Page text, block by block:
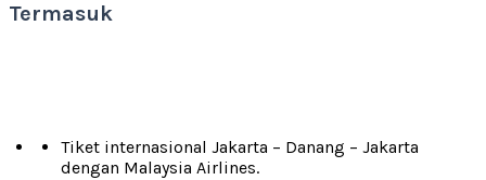
Termasuk
Tiket internasional Jakarta – Danang – Jakarta
dengan Malaysia Airlines.